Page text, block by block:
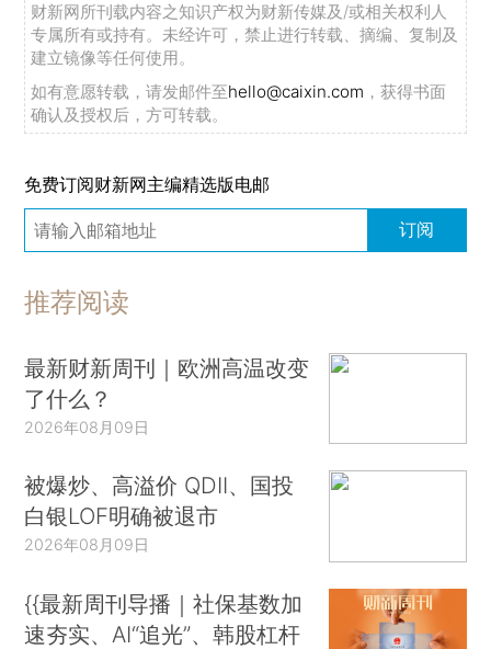
财新网所刊载内容之知识产权为财新传媒及/或相关权利人
专属所有或持有。未经许可，禁止进行转载、摘编、复制及
建立镜像等任何使用。
如有意愿转载，请发邮件至hello@caixin.com ，获得书面
确认及授权后，方可转载。
免费订阅财新网主编精选版电邮
订阅
推荐阅读
最新财新周刊｜欧洲高温改变
了什么？
2026年08月09日
被爆炒、高溢价 QDII、国投
白银LOF明确被退市
2026年08月09日
{{最新周刊导播｜社保基数加
速夯实、AI“追光”、韩股杠杆